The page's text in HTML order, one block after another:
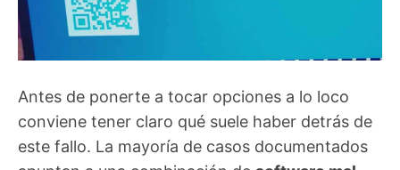
Antes de ponerte a tocar opciones a lo loco
conviene tener claro qué suele haber detrás de
este fallo. La mayoría de casos documentados